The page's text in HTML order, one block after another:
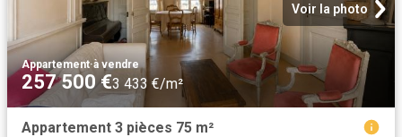
Voir la photo
Appartement·à vendre
257 500 €3 433 €/m²
Appartement 3 pièces 75 m²